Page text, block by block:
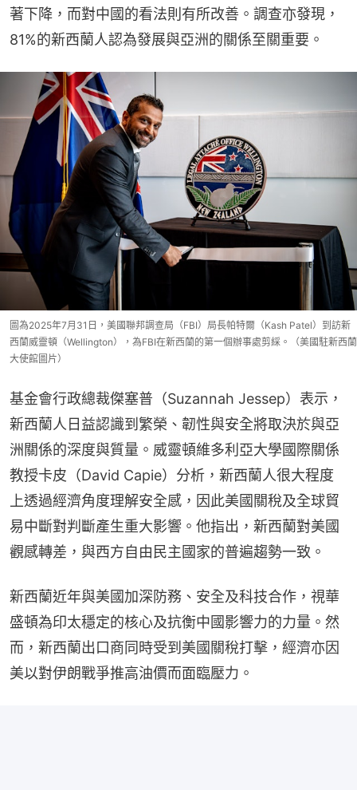
著下降，而對中國的看法則有所改善。調查亦發現，
81%的新西蘭人認為發展與亞洲的關係至關重要。
圖為2025年7月31日，美國聯邦調查局（FBI）局長帕特爾（Kash Patel）到訪新
西蘭威靈頓（Wellington），為FBI在新西蘭的第一個辦事處剪綵。（美國駐新西蘭
大使館圖片）
基金會行政總裁傑塞普（Suzannah Jessep）表示，
新西蘭人日益認識到繁榮、韌性與安全將取決於與亞
洲關係的深度與質量。威靈頓維多利亞大學國際關係
教授卡皮（David Capie）分析，新西蘭人很大程度
上透過經濟角度理解安全感，因此美國關稅及全球貿
易中斷對判斷產生重大影響。他指出，新西蘭對美國
觀感轉差，與西方自由民主國家的普遍趨勢一致。
新西蘭近年與美國加深防務、安全及科技合作，視華
盛頓為印太穩定的核心及抗衡中國影響力的力量。然
而，新西蘭出口商同時受到美國關稅打擊，經濟亦因
美以對伊朗戰爭推高油價而面臨壓力。